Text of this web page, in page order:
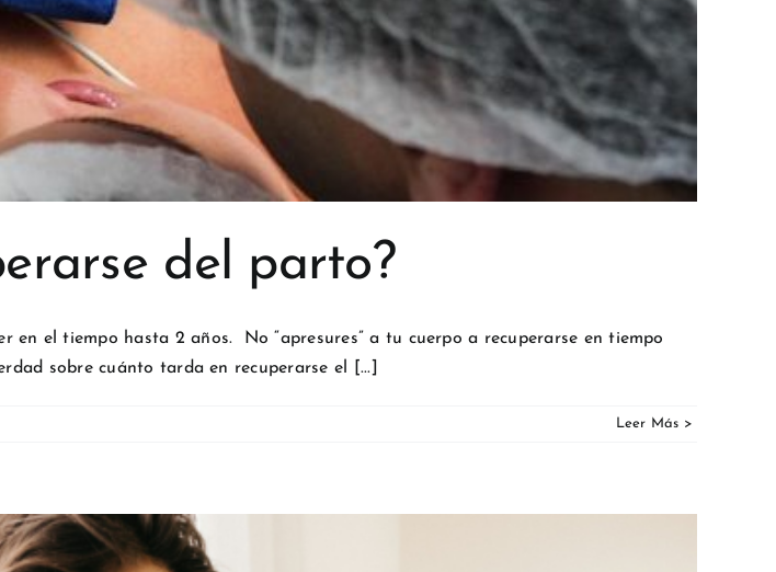
del parto?
en el tiempo hasta 2 años. No “apresures” a tu cuerpo a recuperarse en tiempo
sobre cuánto tarda en recuperarse el [...]